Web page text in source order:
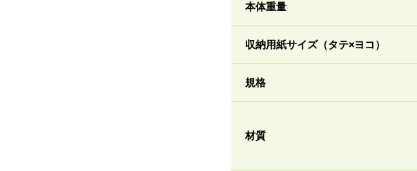
本体重量
収納用紙サイズ（タテ×ヨコ）
規格
材質